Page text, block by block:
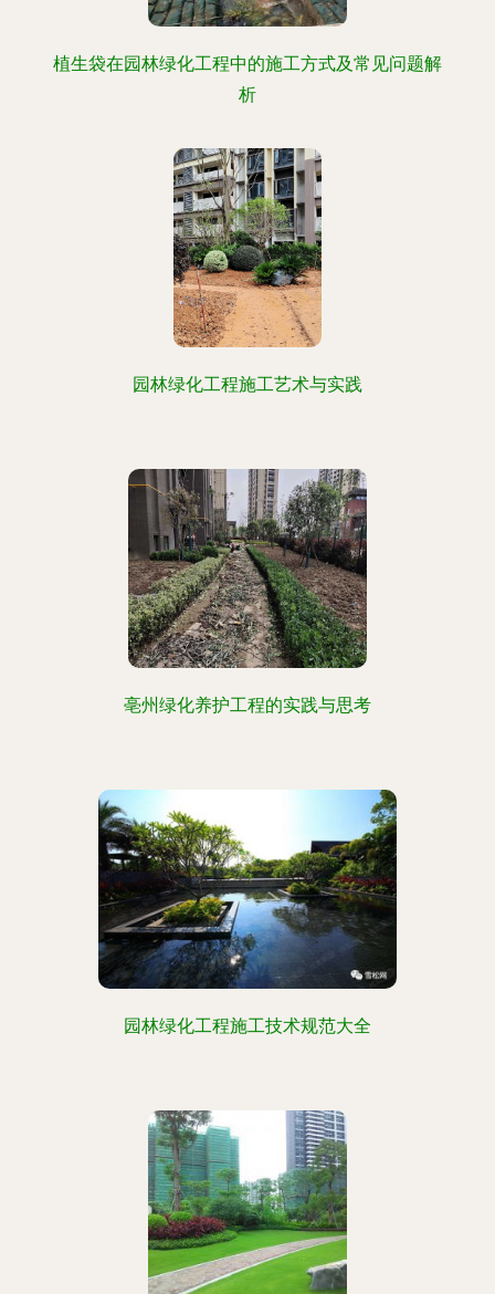
植生袋在园林绿化工程中的施工方式及常见问题解
析
园林绿化工程施工艺术与实践
亳州绿化养护工程的实践与思考
园林绿化工程施工技术规范大全